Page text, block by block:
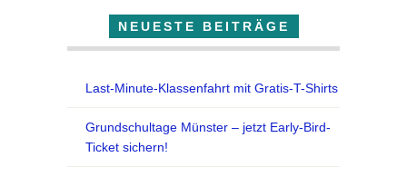
NEUESTE BEITRÄGE
Last-Minute-Klassenfahrt mit Gratis-T-Shirts
Grundschultage Münster – jetzt Early-Bird-
Ticket sichern!